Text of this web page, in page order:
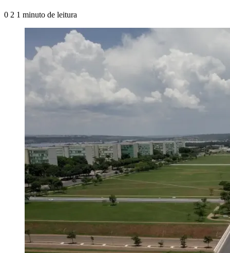
0 2 1 minuto de leitura